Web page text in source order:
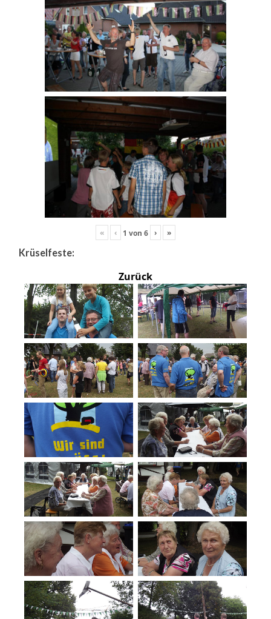
« ‹ 1 von 6 › »
Krüselfeste:
Zurück